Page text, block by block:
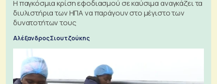
Η παγκόσμια κρίση εφοδιασμού σε καύσιμα αναγκάζει τα
διυλιστήρια των ΗΠΑ να παράγουν στο μέγιστο των
δυνατοτήτων τους
Αλέξανδρος Σιουτζούκης